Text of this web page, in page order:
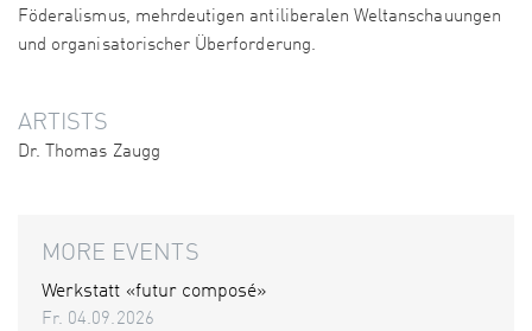
Föderalismus, mehrdeutigen antiliberalen Weltanschauungen
und organisatorischer Überforderung.
ARTISTS
Dr. Thomas Zaugg
MORE EVENTS
Werkstatt «futur composé»
Fr. 04.09.2026